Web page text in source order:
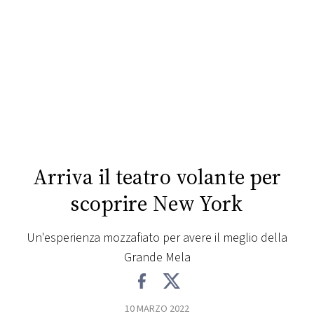
PRINCIPATO
Arriva il teatro volante per
scoprire New York
Un'esperienza mozzafiato per avere il meglio della
Grande Mela
10 MARZO 2022